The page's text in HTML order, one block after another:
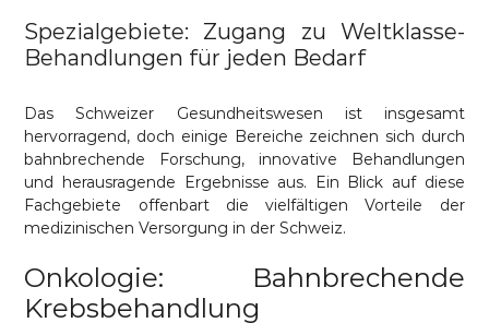
Spezialgebiete: Zugang zu Weltklasse-
Behandlungen für jeden Bedarf
Das Schweizer Gesundheitswesen ist insgesamt
hervorragend, doch einige Bereiche zeichnen sich durch
bahnbrechende Forschung, innovative Behandlungen
und herausragende Ergebnisse aus. Ein Blick auf diese
Fachgebiete offenbart die vielfältigen Vorteile der
medizinischen Versorgung in der Schweiz.
Onkologie: Bahnbrechende
Krebsbehandlung